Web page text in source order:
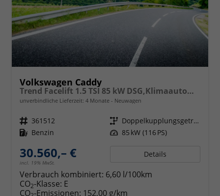
Volkswagen Caddy
Trend Facelift 1.5 TSI 85 kW DSG,Klimaautomatik, 5 Sitze, Zuziehhilfe Schiebetüren + Heckklappe, PDC v+h, ACC, Side Assist Blind Spot, Ausparkhilfe, Ausstiegswarner, Digital Cockpit PRO, Radioanlage Navigationsvorbereituing,, Mittearmlehne verstellbar
unverbindliche Lieferzeit: 4 Monate Neuwagen
Fahrzeugnr. 361512 Getriebe
Doppelkupplungsgetriebe (DSG)
Kraftstoff Benzin Leistung 85 kW (116 PS)
30.560,– €
incl. 19% MwSt.
Details
Verbrauch kombiniert: 6,60 l/100km
CO2-Klasse: E
CO -Emissionen: 152,00 g/km